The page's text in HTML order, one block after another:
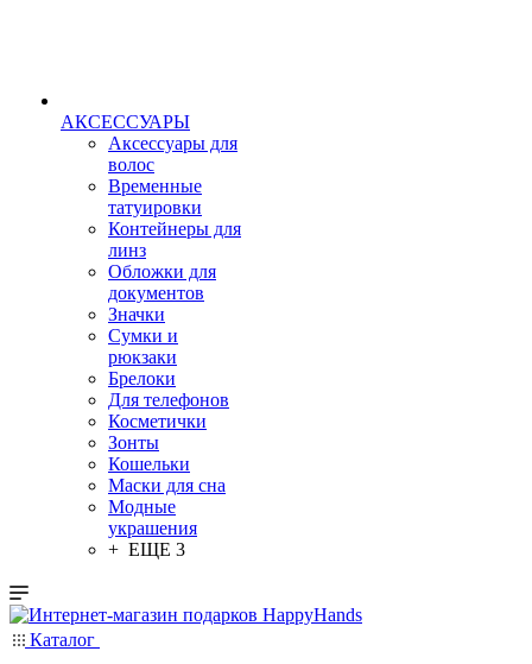
АКСЕССУАРЫ
Аксессуары для
волос
Временные
татуировки
Контейнеры для
линз
Обложки для
документов
Значки
Сумки и
рюкзаки
Брелоки
Для телефонов
Косметички
Зонты
Кошельки
Маски для сна
Модные
украшения
+ ЕЩЕ 3
Каталог